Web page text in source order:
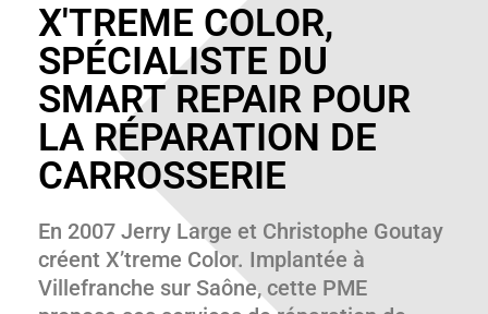
X'TREME COLOR,
SPÉCIALISTE DU
SMART REPAIR POUR
LA RÉPARATION DE
CARROSSERIE
En 2007 Jerry Large et Christophe Goutay
créent X’treme Color. Implantée à
Villefranche sur Saône, cette PME